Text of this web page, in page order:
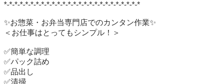
*-*-*-*-*-*-*-*-*-*-*-*-*-*-*-*-*-*-*-*-*-*-*-*-*-*
✨お惣菜・お弁当専門店でのカンタン作業✨
＜お仕事はとってもシンプル！＞
✅簡単な調理
✅パック詰め
✅品出し
✅清掃